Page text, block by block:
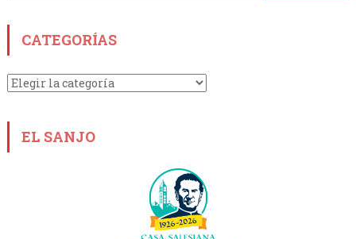
CATEGORÍAS
Categorías
EL SANJO